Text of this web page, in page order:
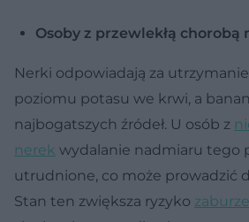
Osoby z przewlekłą chorobą
Nerki odpowiadają za
poziomu potasu we krwi, a
najbogatszych źródeł. U osób z
nerek wydalanie nadmiaru tego
utrudnione, co może prowadzić
Stan ten zwiększa ryzyko